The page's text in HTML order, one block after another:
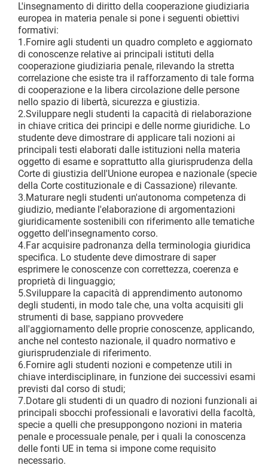
L'insegnamento di diritto della cooperazione giudiziaria
europea in materia penale si pone i seguenti obiettivi
formativi:
1.Fornire agli studenti un quadro completo e aggiornato
di conoscenze relative ai principali istituti della
cooperazione giudiziaria penale, rilevando la stretta
correlazione che esiste tra il rafforzamento di tale forma
di cooperazione e la libera circolazione delle persone
nello spazio di libertà, sicurezza e giustizia.
2.Sviluppare negli studenti la capacità di rielaborazione
in chiave critica dei principi e delle norme giuridiche. Lo
studente deve dimostrare di applicare tali nozioni ai
principali testi elaborati dalle istituzioni nella materia
oggetto di esame e soprattutto alla giurisprudenza della
Corte di giustizia dell'Unione europea e nazionale (specie
della Corte costituzionale e di Cassazione) rilevante.
3.Maturare negli studenti un'autonoma competenza di
giudizio, mediante l'elaborazione di argomentazioni
giuridicamente sostenibili con riferimento alle tematiche
oggetto dell'insegnamento corso.
4.Far acquisire padronanza della terminologia giuridica
specifica. Lo studente deve dimostrare di saper
esprimere le conoscenze con correttezza, coerenza e
proprietà di linguaggio;
5.Sviluppare la capacità di apprendimento autonomo
degli studenti, in modo tale che, una volta acquisiti gli
strumenti di base, sappiano provvedere
all'aggiornamento delle proprie conoscenze, applicando,
anche nel contesto nazionale, il quadro normativo e
giurisprudenziale di riferimento.
6.Fornire agli studenti nozioni e competenze utili in
chiave interdisciplinare, in funzione dei successivi esami
previsti dal corso di studi;
7.Dotare gli studenti di un quadro di nozioni funzionali ai
principali sbocchi professionali e lavorativi della facoltà,
specie a quelli che presuppongono nozioni in materia
penale e processuale penale, per i quali la conoscenza
delle fonti UE in tema si impone come requisito
necessario.